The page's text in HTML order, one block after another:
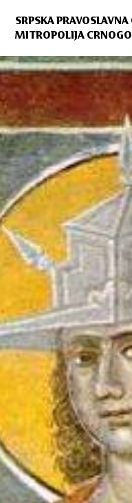
SRPSKA PRAVOSLAVNA
MITROPOLIJA